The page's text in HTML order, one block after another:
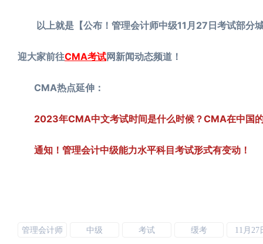
以上就是【公布！管理会计师中级11月27日考试部分
迎大家前往CMA考试网新闻动态频道！
CMA热点延伸：
2023年CMA中文考试时间是什么时候？CMA在中国
通知！管理会计中级能力水平科目考试形式有变动！
管理会计师 中级 考试 缓考 11月27